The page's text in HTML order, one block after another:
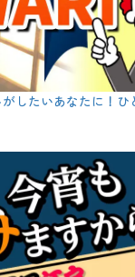
したいあなたに！ひ